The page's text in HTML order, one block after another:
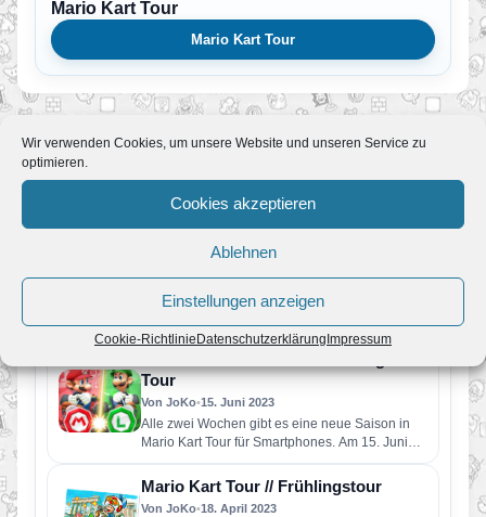
Wir verwenden Cookies, um unsere Website und unseren Service zu
optimieren.
Cookies akzeptieren
Ablehnen
Einstellungen anzeigen
Cookie-RichtlinieDatenschutzerklärungImpressum
Mario Kart Tour
Mario Kart Tour
Mehr News zum Spiel
Mario Kart Tour // Eiscreme-Tour-
Von JoKo•7. September 2023
Alle zwei Wochen gibt es eine neue Saison in
September startet…
Tour
Von JoKo•15. Juni 2023
Alle zwei Wochen gibt es eine neue Saison in
Mario Kart Tour für Smartphones. Am 15. Juni
startet…
Mario Kart Tour // Frühlingstour
Von JoKo•18. April 2023